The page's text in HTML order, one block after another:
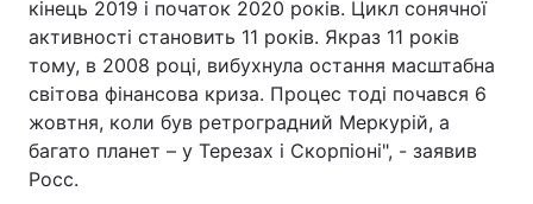
кінець 2019 і початок 2020 років. Цикл сонячної
активності становить 11 років. Якраз 11 років
тому, в 2008 році, вибухнула остання масштабна
світова фінансова криза. Процес тоді почався 6
жовтня, коли був ретроградний Меркурій, а
багато планет – у Терезах і Скорпіоні", - заявив
Росс.